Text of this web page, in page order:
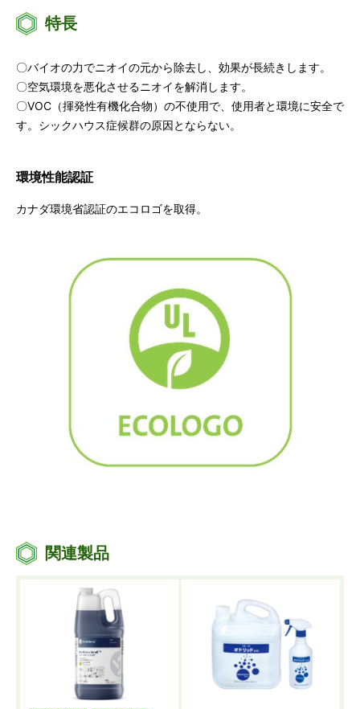
特長
〇バイオの力でニオイの元から除去し、効果が長続きします。
〇空気環境を悪化させるニオイを解消します。
〇VOC（揮発性有機化合物）の不使用で、使用者と環境に安全で
す。シックハウス症候群の原因とならない。
環境性能認証
カナダ環境省認証のエコロゴを取得。
関連製品